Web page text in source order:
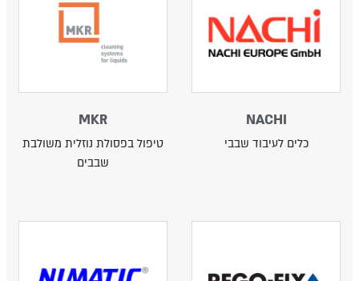
MKR
טיפול בפסולת נוזלית משולבת
שבבים
NACHI
כלים לעיבוד שבבי